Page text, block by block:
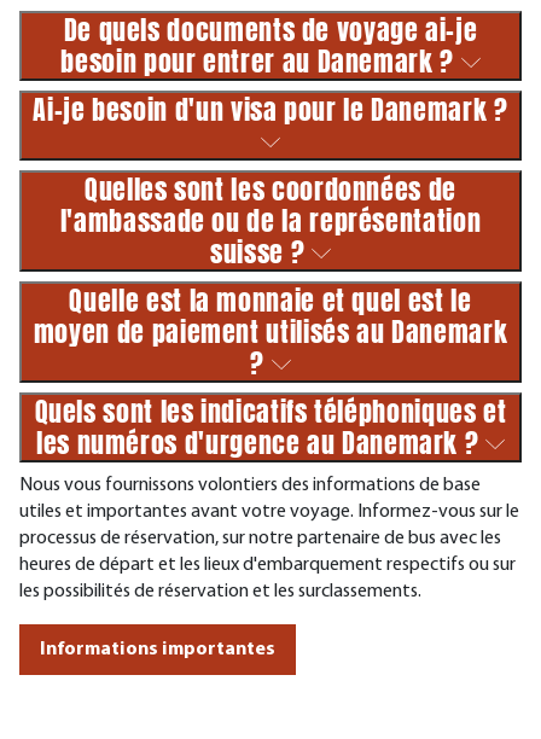
De quels documents de voyage ai-je
besoin pour entrer au Danemark ?
Ai-je besoin d'un visa pour le Danemark ?
Quelles sont les coordonnées de
l'ambassade ou de la représentation
suisse ?
Quelle est la monnaie et quel est le
moyen de paiement utilisés au Danemark
?
Quels sont les indicatifs téléphoniques et
les numéros d'urgence au Danemark ?
Nous vous fournissons volontiers des informations de base
utiles et importantes avant votre voyage. Informez-vous sur le
processus de réservation, sur notre partenaire de bus avec les
heures de départ et les lieux d'embarquement respectifs ou sur
les possibilités de réservation et les surclassements.
Informations importantes